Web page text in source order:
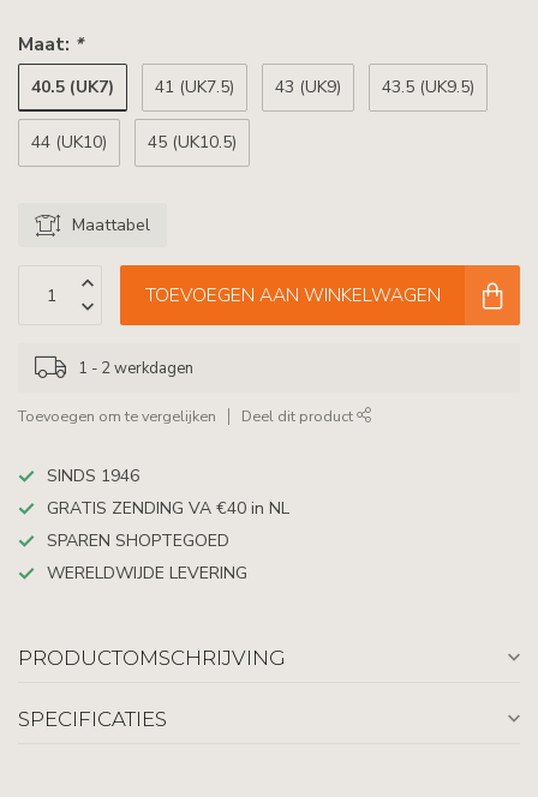
Maat: *
40.5 (UK7) 41 (UK7.5) 43 (UK9) 43.5 (UK9.5)
44 (UK10) 45 (UK10.5)
Maattabel
TOEVOEGEN AAN WINKELWAGEN
1 - 2 werkdagen
Toevoegen om te vergelijken Deel dit product
SINDS 1946
GRATIS ZENDING VA €40 in NL
SPAREN SHOPTEGOED
WERELDWIJDE LEVERING
PRODUCTOMSCHRIJVING
SPECIFICATIES